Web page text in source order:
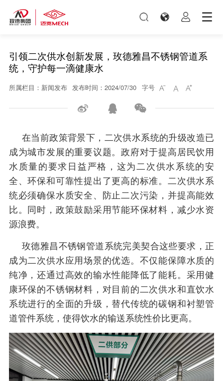
引领二次供水创新发展，玫德雅昌不锈钢管道系
统，守护每一滴健康水
所属栏目：新闻发布 发布时间：2024/07/30 字号   
  
在当前政策背景下，二次供水系统的升级改造已
成为城市发展的重要议题。政府对于提高居民饮用
水质量的要求日益严格，这为二次供水系统的安
全、环保和可靠性提出了更高的标准。二次供水系
统必须确保水质安全、防止二次污染，并提高能效
比。同时，政策鼓励采用节能环保材料，减少水资
源浪费。
玫德雅昌不锈钢管道系统完美契合这些要求，正
成为二次供水应用场景的优选。不仅能保障水质的
纯净，还通过高效的输水性能降低了能耗。采用健
康环保的不锈钢材料，对目前的二次供水和直饮水
系统进行的全面的升级，替代传统的碳钢和衬塑管
道管件系统，使得饮水的输送系统性价比更高。